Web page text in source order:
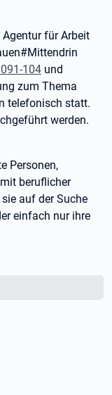
für Arbeit
104 und
zum Thema
telefonisch statt.
werden.
Personen,
beruflicher
auf der Suche
einfach nur ihre